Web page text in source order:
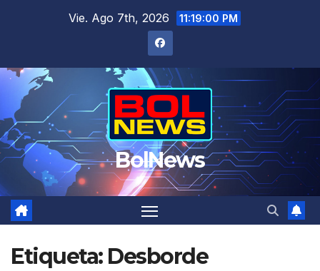
Vie. Ago 7th, 2026 11:19:00 PM
BolNews
Etiqueta: Desborde